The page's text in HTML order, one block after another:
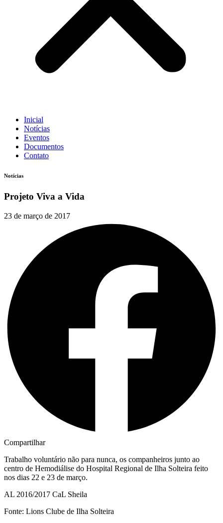
Inicial
Notícias
Eventos
Documentos
Contato
Notícias
Projeto Viva a Vida
23 de março de 2017
Compartilhar
Trabalho voluntário não para nunca, os companheiros junto ao
centro de Hemodiálise do Hospital Regional de Ilha Solteira feito
nos dias 22 e 23 de março.
AL 2016/2017 CaL Sheila
Fonte: Lions Clube de Ilha Solteira